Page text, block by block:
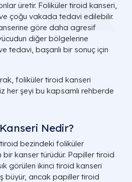
üretir. Foliküler tiroid kanseri,
çoğu vakada tedavi edilebilir.
göre daha agresif
diğer bölgelerine
tedavi, başarılı bir sonuç için
foliküler tiroid kanseri
her şeyi bu kapsamlı rehberde
Nedir?
bezindeki foliküler
kanser türüdür. Papiller tiroid
görülen ikinci tiroid kanseri
büyür, ancak papiller tiroid